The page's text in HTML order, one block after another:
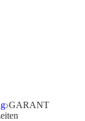
GARANT